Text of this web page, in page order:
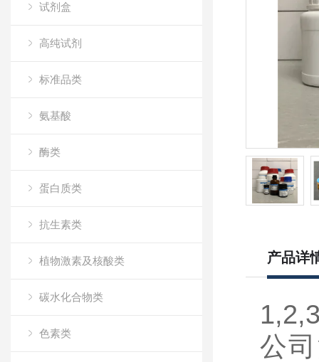
试剂盒
高纯试剂
标准品类
氨基酸
酶类
蛋白质类
抗生素类
植物激素及核酸类
碳水化合物类
色素类
产品详
公